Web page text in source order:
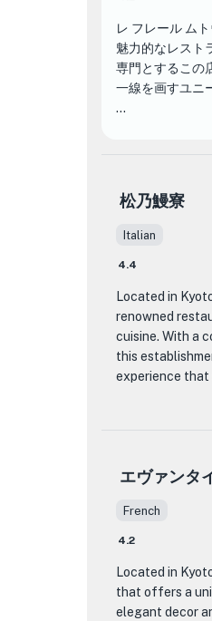
レ フレール ム
魅力的なレスト
専門とするこの
一線を画すユニ
っています。 レ
したシェフはベ
そそるおやつを
レ フレール ム
けでなく、レス
ます。インテ
トがまるで家に
地の良い雰囲気
結論として、レ
しい料理と居心
しいパンやケー
このレストラン
すでしょう。そ
フレール ムトウ
松乃鰻寮
Italian
4.4
Located in
renowned
cuisine. With a
this
experience
expertise.
flavors and
The eel is
What truly
commitment to
エヴァンタ
French
4.2
Located in
that offers a
elegant decor